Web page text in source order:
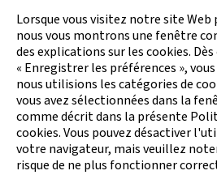
Lorsque vous visitez notre site
nous vous montrons une fenêtre
des explications sur les cookies.
« Enregistrer les préférences »,
nous utilisions les catégories de
vous avez sélectionnées dans la
comme décrit dans la présente
cookies. Vous pouvez désactiver
votre navigateur, mais veuillez
risque de ne plus fonctionner